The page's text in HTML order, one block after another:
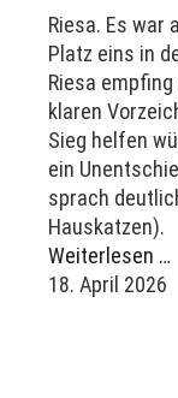
Riesa. Es war
Platz eins in
Riesa
klaren
Sieg helfen
ein
sprach
Hauskatzen).
Weiterlesen …
18. April 2026